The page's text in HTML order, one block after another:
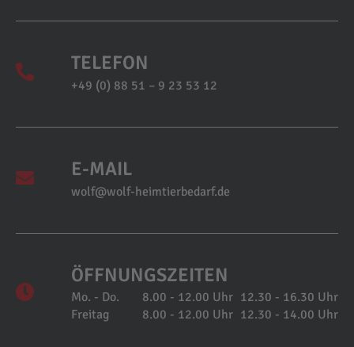
TELEFON
+49 (0) 88 51 – 9 23 53 12
E-MAIL
wolf@wolf-heimtierbedarf.de
ÖFFNUNGSZEITEN
Mo. - Do. 8.00 - 12.00 Uhr 12.30 - 16.30 Uhr
Freitag
8.00 - 12.00 Uhr 12.30 - 14.00 Uhr